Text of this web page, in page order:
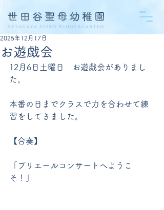
お遊戯会
2025年12月17日
12月6日土曜日　お遊戯会がありまし
た。
本番の日までクラスで力を合わせて練
習をしてきました。
【合奏】
「プリエールコンサートへようこ
そ！」